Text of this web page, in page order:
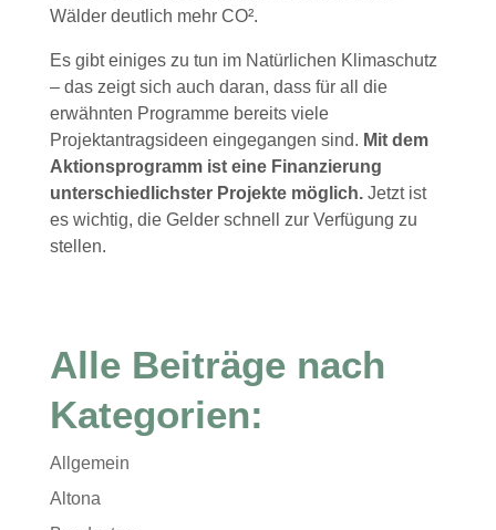
Wälder deutlich mehr CO².
Es gibt einiges zu tun im Natürlichen Klimaschutz
– das zeigt sich auch daran, dass für all die
erwähnten Programme bereits viele
Projektantragsideen eingegangen sind. Mit dem
Aktionsprogramm ist eine Finanzierung
unterschiedlichster Projekte möglich.Jetzt ist
es wichtig, die Gelder schnell zur Verfügung zu
stellen.
Alle Beiträge nach
Kategorien:
Allgemein
Altona